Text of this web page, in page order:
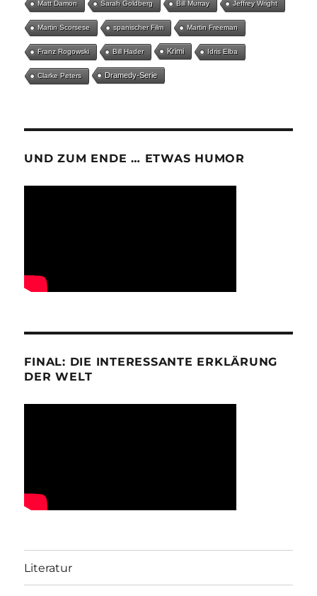
Matt Damon Sarah Goldberg Bill Murray Jeffrey Wright
Martin Scorsese spanischer Film Martin Freeman
Franz Rogowski Bill Hader Krimi Idris Elba
Clarke Peters Dramedy-Serie
UND ZUM ENDE … ETWAS HUMOR
FINAL: DIE INTERESSANTE ERKLÄRUNG
DER WELT
Literatur